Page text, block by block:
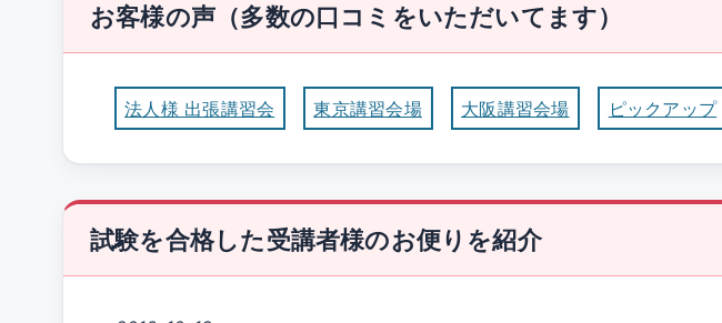
お客様の声（多数の口コミをいただいてます）
法人様 出張講習会 東京講習会場 大阪講習会場 ピックアップ
試験を合格した受講者様のお便りを紹介